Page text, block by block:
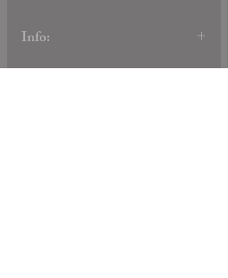
Info:
speziell für Sportwagen, bei denen